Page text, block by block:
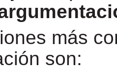
más
son: